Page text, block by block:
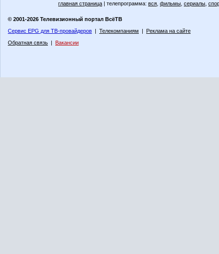
главная страница | телепрограмма: вся фильмы сериалы
© 2001-2026 Телевизионный портал ВсёТВ
Сервис EPG для ТВ-провайдеров | Телекомпаниям | Реклама на сайте
Обратная связь | Вакансии